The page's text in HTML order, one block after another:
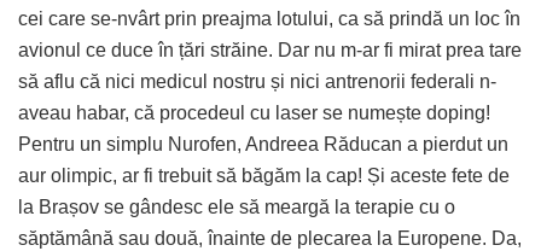
cei care se-nvârt prin preajma lotului, ca să prindă un loc în
avionul ce duce în țări străine. Dar nu m-ar fi mirat prea tare
să aflu că nici medicul nostru și nici antrenorii federali n-
aveau habar, că procedeul cu laser se numește doping!
Pentru un simplu Nurofen, Andreea Răducan a pierdut un
aur olimpic, ar fi trebuit să băgăm la cap! Și aceste fete de
la Brașov se gândesc ele să meargă la terapie cu o
săptămână sau două, înainte de plecarea la Europene. Da,